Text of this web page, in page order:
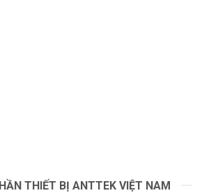
THIẾT BỊ ANTTEK VIỆT NAM